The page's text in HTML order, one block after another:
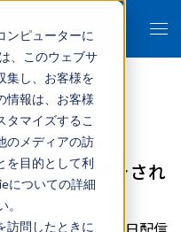
ンピューターに
、このウェブサ
集し、お客様を
情報は、お客様
タマイズするこ
のメディアの訪
を目的として利
についての詳細
訪問したときに
浜銀行での
について紹介され